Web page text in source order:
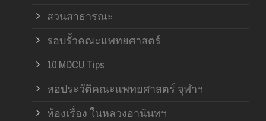
สวนสาธารณะ
รอบรั้วคณะแพทยศาสตร์
10 MDCU Tips
หอประวัติคณะแพทยศาสตร์ จุฬาฯ
ห้องเรื่อง ในหลวงอานันทฯ